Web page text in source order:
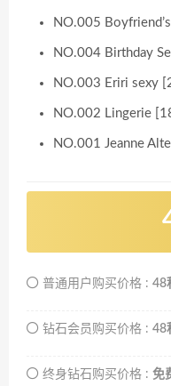
NO.005
NO.004 Birthday
NO.003 Eriri sexy
NO.002 Lingerie
NO.001 Jeanne
普通用户购买价格 : 48
钻石会员购买价格 : 48
终身钻石购买价格 : 免